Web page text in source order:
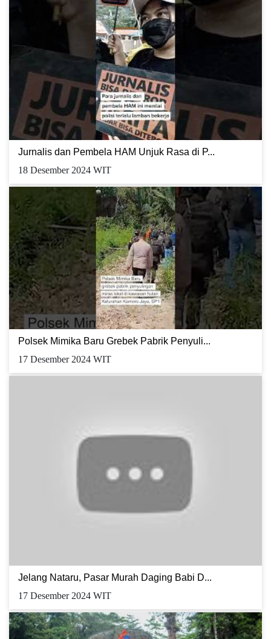
Jurnalis dan Pembela HAM Unjuk Rasa di P...
18 Desember 2024 WIT
Polsek Mimika Baru Grebek Pabrik Penyuli...
17 Desember 2024 WIT
Jelang Nataru, Pasar Murah Daging Babi D...
17 Desember 2024 WIT